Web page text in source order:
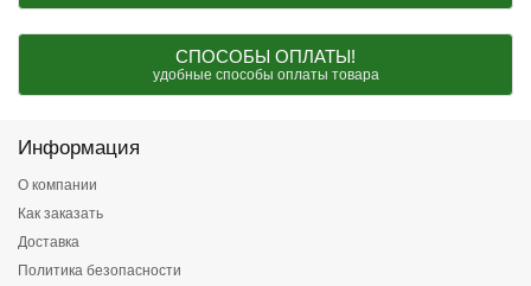
СПОСОБЫ ОПЛАТЫ!
удобные способы оплаты товара
Информация
О компании
Как заказать
Доставка
Политика безопасности